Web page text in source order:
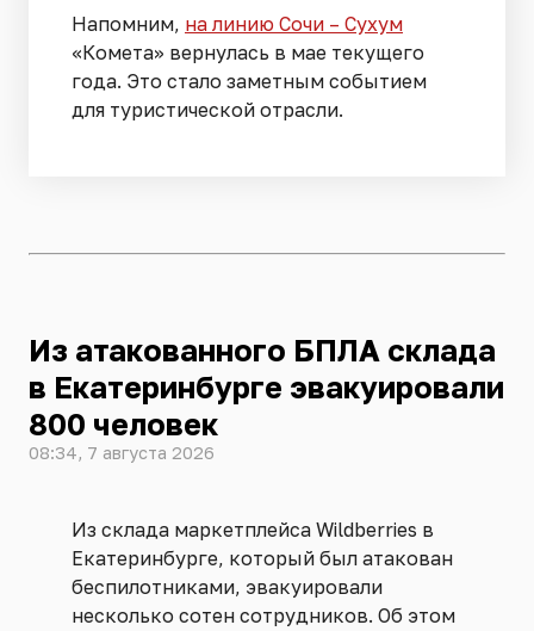
Напомним, на линию Сочи – Сухум
«Комета» вернулась в мае текущего
года. Это стало заметным событием
для туристической отрасли.
Из атакованного БПЛА склада
в Екатеринбурге эвакуировали
800 человек
08:34, 7 августа 2026
Из склада маркетплейса Wildberries в
Екатеринбурге, который был атакован
беспилотниками, эвакуировали
несколько сотен сотрудников. Об этом